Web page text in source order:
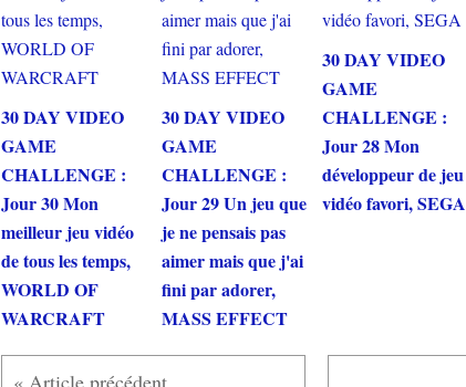
30 DAY VIDEO
GAME
CHALLENGE :
Jour 30 Mon
meilleur jeu vidéo
de tous les temps,
WORLD OF
WARCRAFT
30 DAY VIDEO
GAME
CHALLENGE :
Jour 29 Un jeu que
je ne pensais pas
aimer mais que j'ai
fini par adorer,
MASS EFFECT
30 DAY VIDEO
GAME
CHALLENGE :
Jour 28 Mon
développeur de jeu
vidéo favori, SEGA